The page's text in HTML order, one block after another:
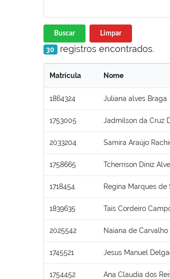
Buscar Limpar
30 registros encontrados.
Matrícula Nome
1864324 Juliana alves Braga
1753005 Jadmilson da Cruz
2033204 Samira Araújo
1758665 Tcherrison Diniz
1718454 Regina Marques de
1839635 Tais Cordeiro
2025542 Naiana de
1745521 Jesus Manuel
1754452 Ana Claudia dos